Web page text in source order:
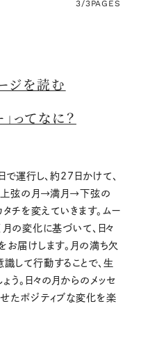
3/3PAGES
ジを読む
ってなに？
運行し、約27日かけて、
上弦の月→満月→下弦の
タチを変えていきます。ムー
月の変化に基づいて、日々
お届けします。月の満ち欠
して行動することで、生
う。日々の月からのメッセ
たポジティブな変化を楽